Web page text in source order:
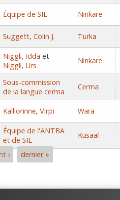
Équipe de SIL Ninkare
Suggett, Colin J. Turka
Niggli, Idda et
Niggli, Urs
Ninkare
Sous-commission
de la langue cerma
Cerma
Kalliorinne, Virpi Wara
Équipe de l'ANTBA
et de SIL
Kusaal
› dernier »